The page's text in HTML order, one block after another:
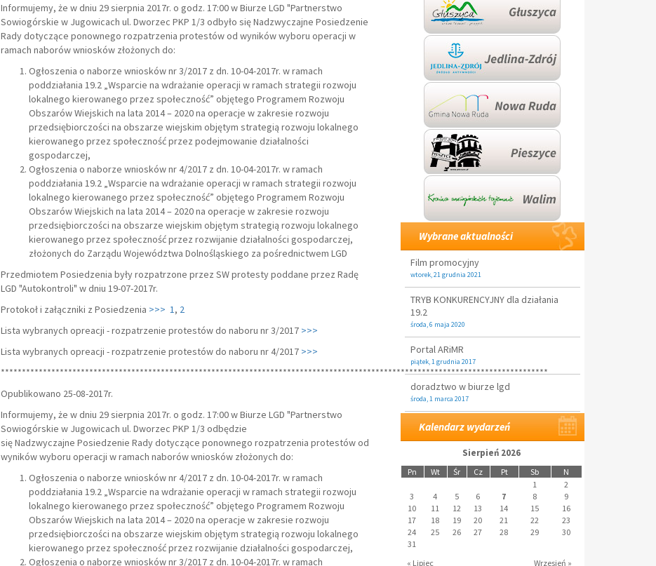
Informujemy, że w dniu 29 sierpnia 2017r. o godz. 17:00 w Biurze LGD "Partnerstwo
Sowiogórskie w Jugowicach ul. Dworzec PKP 1/3 odbyło się Nadzwyczajne Posiedzenie
Rady dotyczące ponownego rozpatrzenia protestów od wyników wyboru operacji w
ramach naborów wniosków złożonych do:
Ogłoszenia o naborze wniosków nr 3/2017 z dn. 10-04-2017r. w ramach
poddziałania 19.2 „Wsparcie na wdrażanie operacji w ramach strategii rozwoju
lokalnego kierowanego przez społeczność” objętego Programem Rozwoju
Obszarów Wiejskich na lata 2014 – 2020 na operacje w zakresie rozwoju
przedsiębiorczości na obszarze wiejskim objętym strategią rozwoju lokalnego
kierowanego przez społeczność przez podejmowanie działalności
gospodarczej,
Ogłoszenia o naborze wniosków nr 4/2017 z dn. 10-04-2017r. w ramach
poddziałania 19.2 „Wsparcie na wdrażanie operacji w ramach strategii rozwoju
lokalnego kierowanego przez społeczność” objętego Programem Rozwoju
Obszarów Wiejskich na lata 2014 – 2020 na operacje w zakresie rozwoju
przedsiębiorczości na obszarze wiejskim objętym strategią rozwoju lokalnego
kierowanego przez społeczność przez rozwijanie działalności gospodarczej,
złożonych do Zarządu Województwa Dolnośląskiego za pośrednictwem LGD
Przedmiotem Posiedzenia były rozpatrzone przez SW protesty poddane przez Radę
LGD "Autokontroli" w dniu 19-07-2017r.
Protokoł i załączniki z Posiedzenia >>> 1, 2
Lista wybranych opreacji - rozpatrzenie protestów do naboru nr 3/2017 >>>
Lista wybranych opreacji - rozpatrzenie protestów do naboru nr 4/2017 >>>
**********************************************************************************************************************************
Opublikowano 25-08-2017r.
Informujemy, że w dniu 29 sierpnia 2017r. o godz. 17:00 w Biurze LGD "Partnerstwo
Sowiogórskie w Jugowicach ul. Dworzec PKP 1/3 odbędzie
się Nadzwyczajne Posiedzenie Rady dotyczące ponownego rozpatrzenia protestów od
wyników wyboru operacji w ramach naborów wniosków złożonych do:
Ogłoszenia o naborze wniosków nr 4/2017 z dn. 10-04-2017r. w ramach
poddziałania 19.2 „Wsparcie na wdrażanie operacji w ramach strategii rozwoju
lokalnego kierowanego przez społeczność” objętego Programem Rozwoju
Obszarów Wiejskich na lata 2014 – 2020 na operacje w zakresie rozwoju
przedsiębiorczości na obszarze wiejskim objętym strategią rozwoju lokalnego
kierowanego przez społeczność przez rozwijanie działalności gospodarczej,
Ogłoszenia o naborze wniosków nr 3/2017 z dn. 10-04-2017r. w ramach
Wybrane aktualności
Film promocyjny
wtorek, 21 grudnia 2021
TRYB KONKURENCYJNY dla działania
19.2
środa, 6 maja 2020
Portal ARiMR
piątek, 1 grudnia 2017
doradztwo w biurze lgd
środa, 1 marca 2017
Kalendarz wydarzeń
Sierpień 2026
Pn Wt Śr Cz Pt Sb N
« Lipiec Wrzesień »
1
2
3
4 5 6 7 8
9
10
11 12 13 14 15
16
17
18 19 20 21 22
23
24
25 26 27 28 29
30
31